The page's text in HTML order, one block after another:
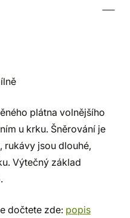
plátna volnějšího
u krku. Šněrování je
jsou dlouhé,
Výtečný základ
dočtete zde: popis